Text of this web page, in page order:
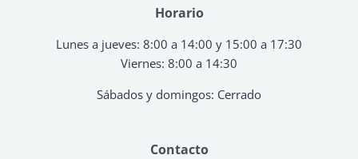
Contacto
Horario
Lunes a jueves: 8:00 a 14:00 y 15:00 a 17:30
Viernes: 8:00 a 14:30
Sábados y domingos: Cerrado